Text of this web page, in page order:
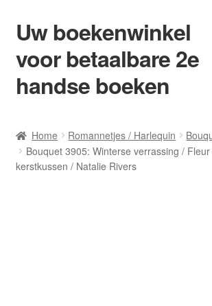
Ga
door
naar
navigatie
Ga
naar
de
inhoud
Uw boekenwinkel
voor betaalbare 2e
handse boeken
Afrekenen
Home Romannetjes / Harlequin
Bouquet 3905: Winterse verrassing /
kerstkussen / Natalie Rivers